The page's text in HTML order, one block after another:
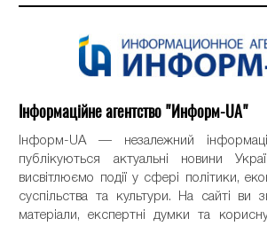
Інформаційне агентство "Информ-UA"
Інформ-UA — незалежний
публікуються актуальні новини
висвітлюємо події у сфері політики,
суспільства та культури. На сайті ви
матеріали, експертні думки та